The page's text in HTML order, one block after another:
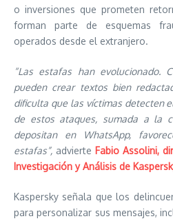
o inversiones que prometen
forman parte de esquemas
operados desde el extranjero.
“Las estafas han evolucionado.
pueden crear textos bien
dificulta que las víctimas detecten
de estos ataques, sumada a la
depositan en WhatsApp,
estafas”, advierte Fabio Assolini,
Investigación y Análisis de
Kaspersky señala que los
para personalizar sus mensajes,